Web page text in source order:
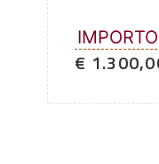
€